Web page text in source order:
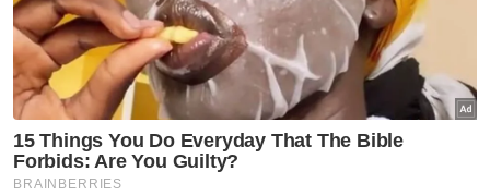
AKPS sita kontena disyaki
hantar barang eksport ke Israel
Semasa
2 remaja perempuan 15 tahun
hilang ketika berkelah:
Seorang ditemukan lemas